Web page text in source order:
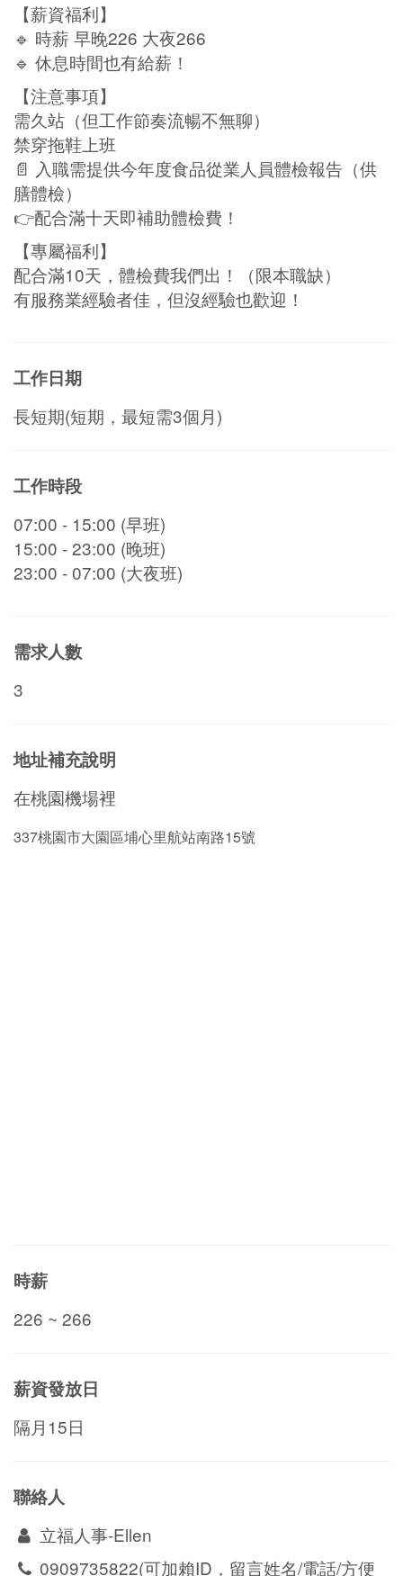
【薪資福利】
🔹 時薪 早晚226 大夜266
🔹 休息時間也有給薪！
【注意事項】
需久站（但工作節奏流暢不無聊）
禁穿拖鞋上班
📄 入職需提供今年度食品從業人員體檢報告（供
膳體檢）
👉配合滿十天即補助體檢費！
【專屬福利】
配合滿10天，體檢費我們出！（限本職缺）
有服務業經驗者佳，但沒經驗也歡迎！
工作日期
長短期(短期，最短需3個月)
工作時段
07:00 - 15:00 (早班)
15:00 - 23:00 (晚班)
23:00 - 07:00 (大夜班)
需求人數
3
地址補充說明
在桃園機場裡
337桃園市大園區埔心里航站南路15號
時薪
226 ~ 266
薪資發放日
隔月15日
聯絡人
立福人事-Ellen
0909735822(可加賴ID，留言姓名/電話/方便